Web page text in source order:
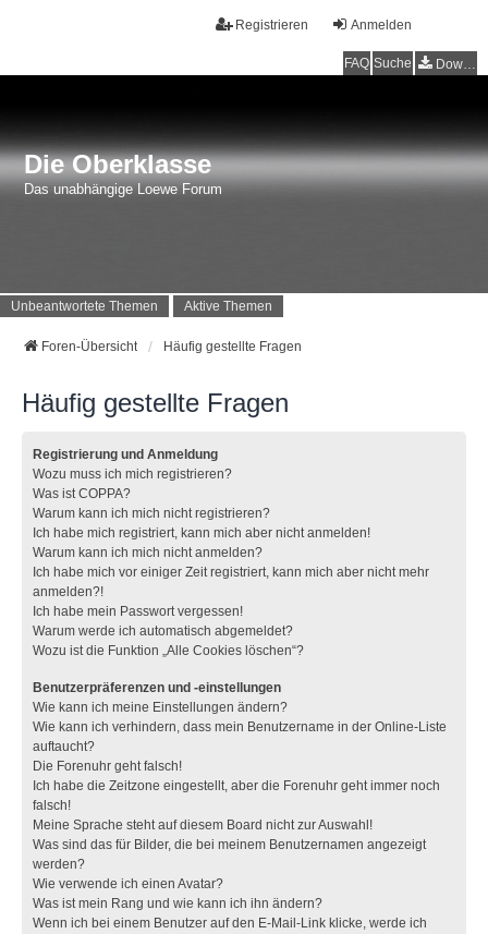
Anmelden
Registrieren
FAQ Suche Downloads
Die Oberklasse
Das unabhängige Loewe Forum
Unbeantwortete Themen Aktive Themen
Foren-Übersicht Häufig gestellte Fragen
Häufig gestellte Fragen
Registrierung und Anmeldung
Wozu muss ich mich registrieren?
Was ist COPPA?
Warum kann ich mich nicht registrieren?
Ich habe mich registriert, kann mich aber nicht anmelden!
Warum kann ich mich nicht anmelden?
Ich habe mich vor einiger Zeit registriert, kann mich aber nicht mehr
anmelden?!
Ich habe mein Passwort vergessen!
Warum werde ich automatisch abgemeldet?
Wozu ist die Funktion „Alle Cookies löschen“?
Benutzerpräferenzen und -einstellungen
Wie kann ich meine Einstellungen ändern?
Wie kann ich verhindern, dass mein Benutzername in der Online-Liste
auftaucht?
Die Forenuhr geht falsch!
Ich habe die Zeitzone eingestellt, aber die Forenuhr geht immer noch
falsch!
Meine Sprache steht auf diesem Board nicht zur Auswahl!
Was sind das für Bilder, die bei meinem Benutzernamen angezeigt
werden?
Wie verwende ich einen Avatar?
Was ist mein Rang und wie kann ich ihn ändern?
Wenn ich bei einem Benutzer auf den E-Mail-Link klicke, werde ich